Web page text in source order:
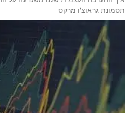
תסמונת גראוצ'ו מרקס